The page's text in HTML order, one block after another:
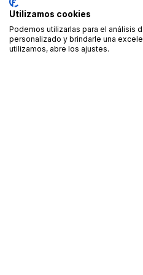
Utilizamos cookies
Podemos utilizarlas para el análisis
personalizado y brindarle una
utilizamos, abre los ajustes.